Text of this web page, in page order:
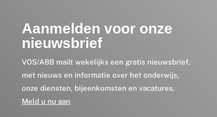
Aanmelden voor onze
nieuwsbrief
VOS/ABB mailt wekelijks een gratis nieuwsbrief,
met nieuws en informatie over het onderwijs,
onze diensten, bijeenkomsten en vacatures.
Meld u nu aan